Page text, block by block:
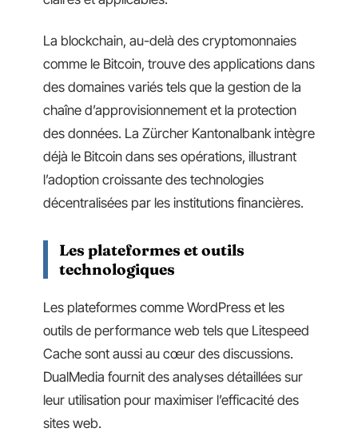
La blockchain, au-delà des cryptomonnaies
comme le Bitcoin, trouve des applications dans
des domaines variés tels que la gestion de la
chaîne d’approvisionnement et la protection
des données. La Zürcher Kantonalbank intègre
déjà le Bitcoin dans ses opérations, illustrant
l’adoption croissante des technologies
décentralisées par les institutions financières.
Les plateformes et outils
technologiques
Les plateformes comme WordPress et les
outils de performance web tels que Litespeed
Cache sont aussi au cœur des discussions.
DualMedia fournit des analyses détaillées sur
leur utilisation pour maximiser l’efficacité des
sites web.